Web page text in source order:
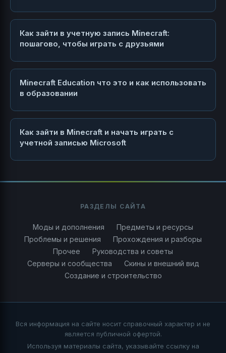
Как зайти в учетную запись Minecraft:
пошагово, чтобы играть с друзьями
Minecraft Education что это и как использовать
в образовании
Как зайти в Minecraft и начать играть с
учетной записью Microsoft
РАЗДЕЛЫ САЙТА
Моды и дополнения
Предметы и ресурсы
Проблемы и решения
Прохождения и разборы
Прочее
Руководства и советы
Серверы и сообщества
Скины и внешний вид
Создание и строительство
Вся информация на сайте носит справочный характер и не
является публичной офертой.
Используя материалы сайта, указывайте ссылку на